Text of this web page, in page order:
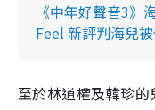
《中年好聲音3》
Feel 新評判海兒
至於林道權及韓珍